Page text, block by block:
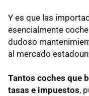
Y es que las
esencialmente
dudoso
al mercado
Tantos coches que
tasas e impuestos,